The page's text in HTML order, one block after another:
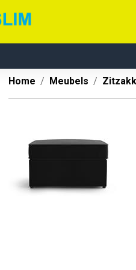
Home Meubels